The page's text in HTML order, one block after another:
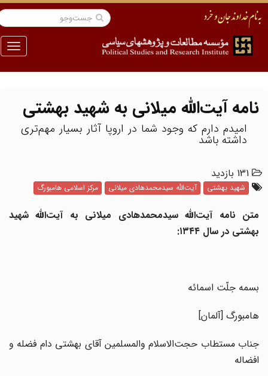
منو
نامه آیت‌الله میلانی به شهید بهشتی
امیدم دارم که وجود شما در اروپا آثار بسیار مهم‌تری
داشته باشد
131 بازدید
شهید بهشتی آیت‌الله سیدمحمدهادی میلانی مرکز اسلامی هامبورگ
متن نامه آیت‌الله سیدمحمدهادی میلانی به آیت‌الله شهید
بهشتیدر سال ۱۳۴۴:
بسمه جلّت اسمائه
هامبورگ [آلمان]
جناب مستطاب حجت‌الاسلام والمسلمین آقای بهشتی دام فضله و
افضاله